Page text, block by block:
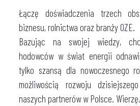
Łączę doświadczenia trzech
biznesu, rolnictwa oraz branży OZE.
Bazując na swojej wiedzy,
hodowców w świat energii
tylko szansą dla nowoczesnego
możliwością rozwoju
naszych partnerów w Polsce.